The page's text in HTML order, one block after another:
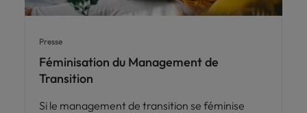
Presse
Féminisation du Management de
Transition
Si le management de transition se féminise